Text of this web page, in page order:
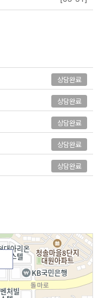
상담완료
상담완료
상담완료
상담완료
상담완료